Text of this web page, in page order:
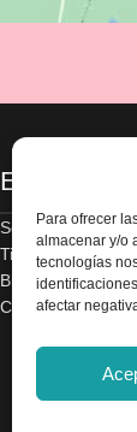
Para ofrecer
almacenar y/o
tecnologías
afectar
Enlaces
Sobre nosotros
Tienda
Blog
Contacte con